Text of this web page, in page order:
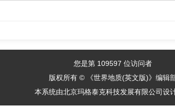
您是第 109597 位访问者
版权所有 © 《世界地质(英文版)》编辑
本系统由北京玛格泰克科技发展有限公司设